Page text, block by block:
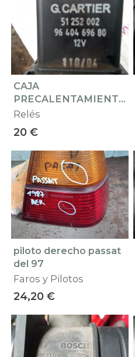
CAJA
PRECALENTAMIENT
O CITROEN C4 COUPÉ
Relé G. Cartier 12V -
51252002
Relés
20 €
piloto derecho passat
del 97
Faros y Pilotos
24,20 €